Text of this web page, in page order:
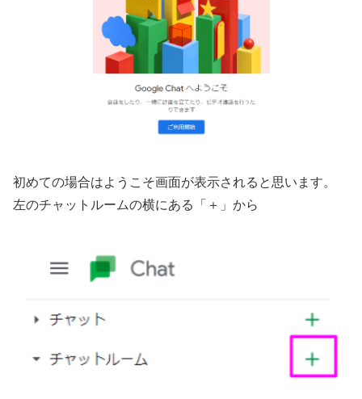
初めての場合はようこそ画面が表示されると思います。
左のチャットルームの横にある「＋」から